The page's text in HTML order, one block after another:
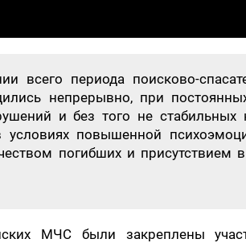
всего периода поисково-
непрерывно, при
и без того не стабильных
условиях повышенной
погибших и присутствием
МЧС были закреплены